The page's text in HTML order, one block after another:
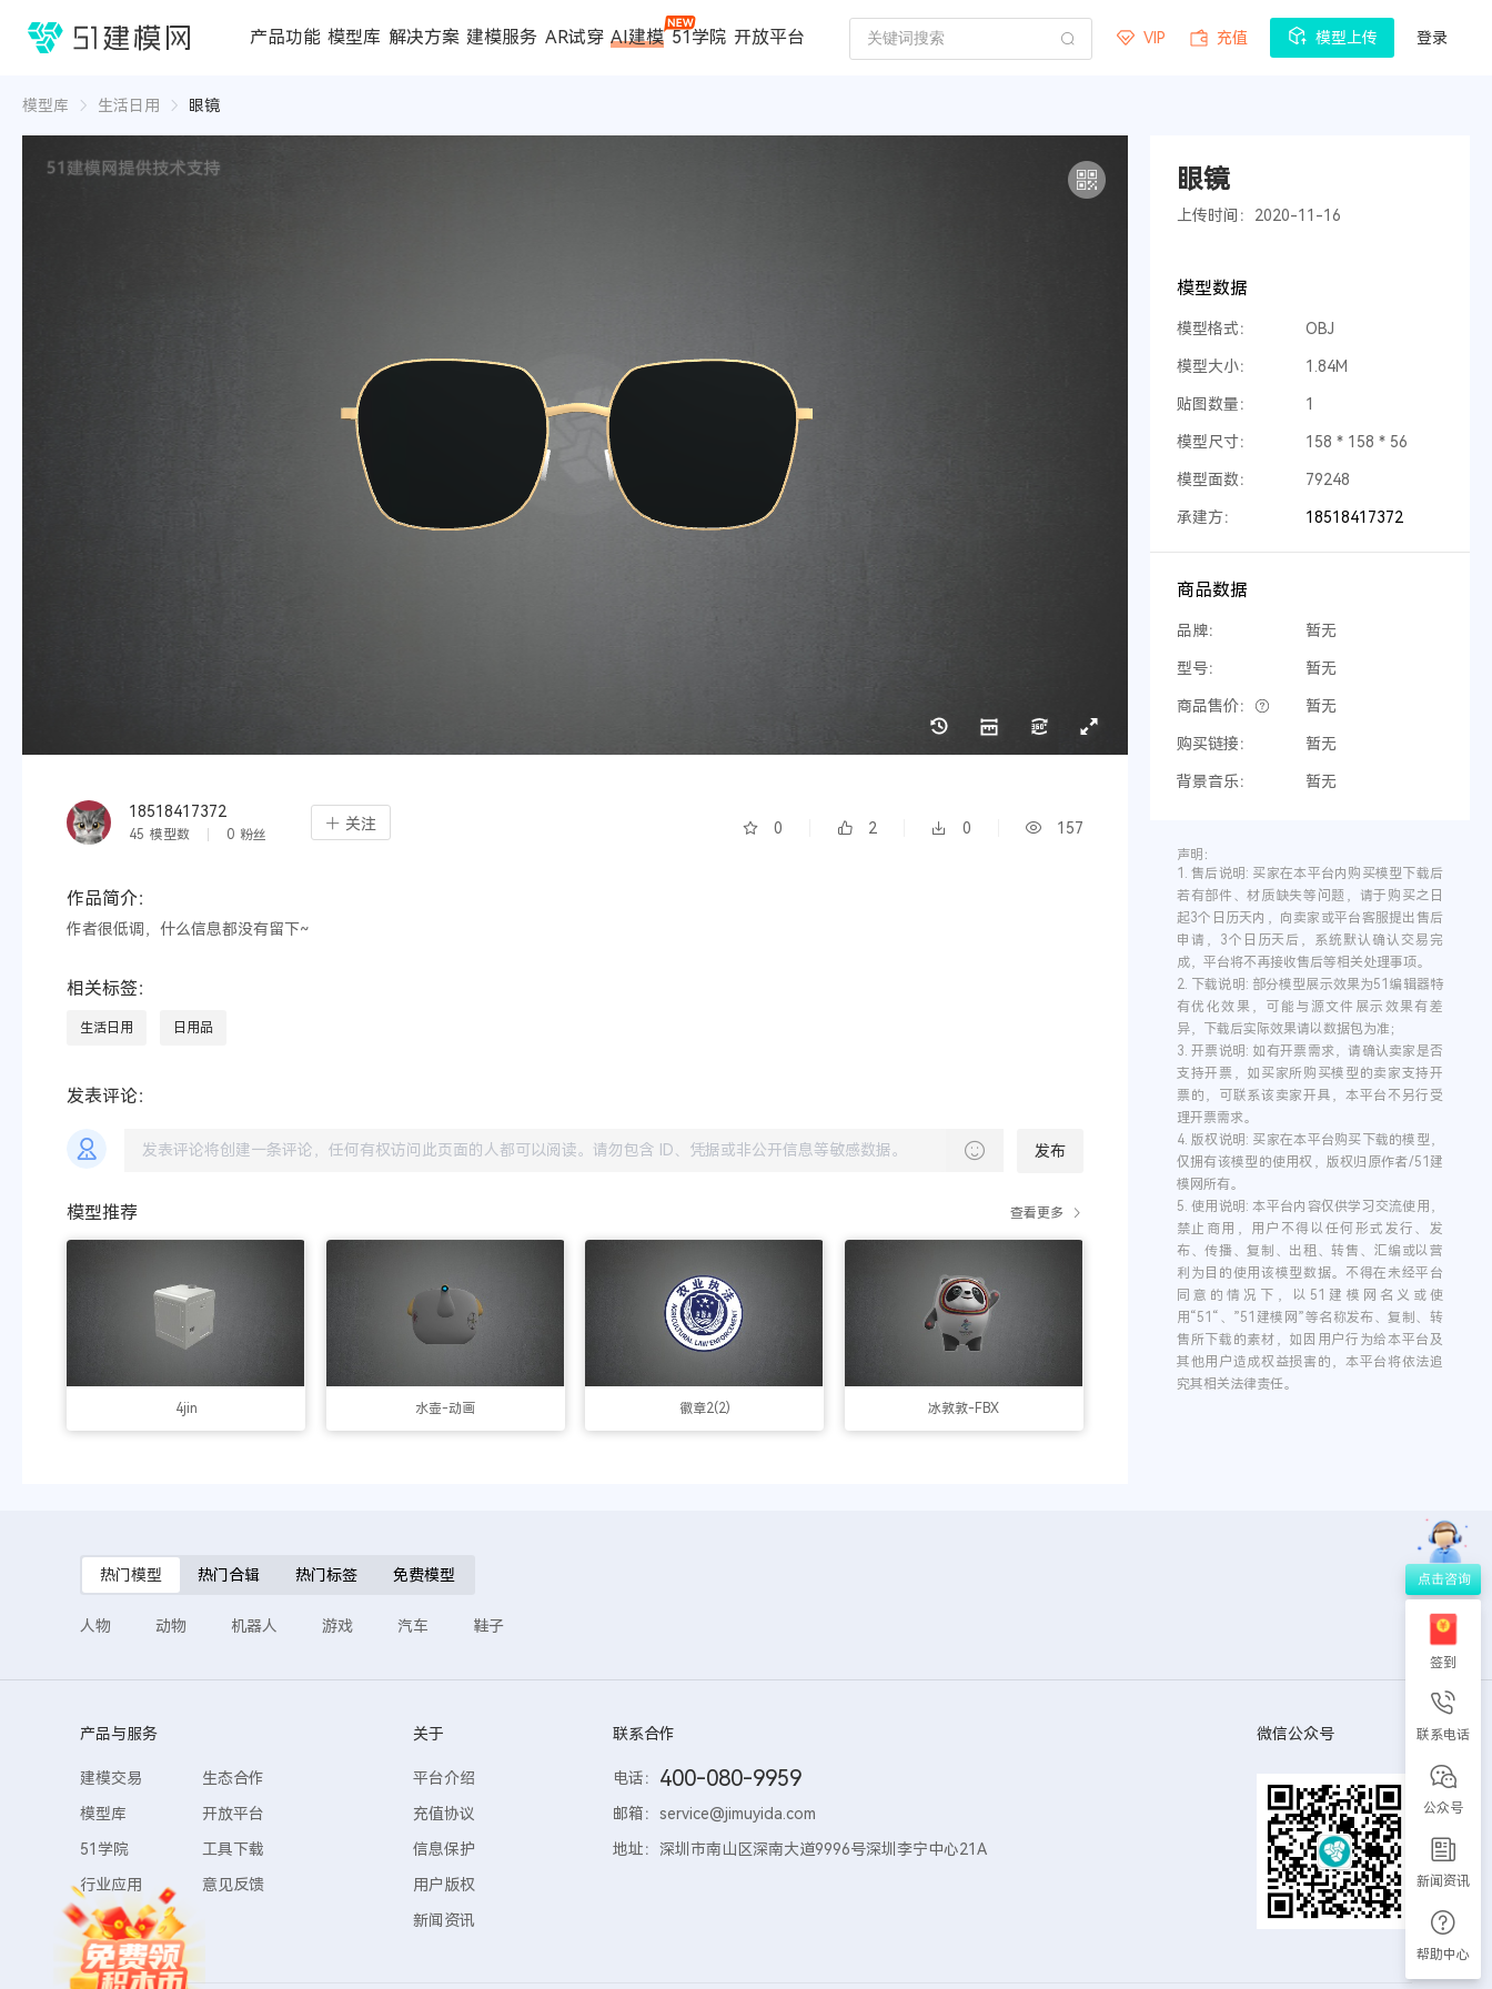
1688
产品功能 模型库 解决方案 建模服务 AR试穿 AI建模 51学院 开放平台 VIP 充值 模型上传 登录
模型库 生活日用 眼镜
18518417372
45 模型数 0 粉丝
关注 0 2 0 157
作品简介：
作者很低调，什么信息都没有留下~
相关标签：
生活日用 日用品
发表评论：
发布
模型推荐 查看更多
4jin 水壶-动画 徽章2(2) 冰敦敦-FBX
眼镜
上传时间：2020-11-16
模型数据
模型格式： OBJ
模型大小： 1.84M
贴图数量： 1
模型尺寸： 158 * 158 * 56
模型面数： 79248
承建方： 18518417372
商品数据
品牌： 暂无
型号： 暂无
商品售价： 暂无
购买链接： 暂无
背景音乐： 暂无
声明：
1.售后说明: 买家在本平台内购买模型下载后
若有部件、材质缺失等问题，请于购买之日
起3个日历天内，向卖家或平台客服提出售后
申请，3个日历天后，系统默认确认交易完
成，平台将不再接收售后等相关处理事项。
2.
下载说明: 部分模型展示效果为51编辑器特
有优化效果，可能与源文件展示效果有差
异，下载后实际效果请以数据包为准；
3.开票说明: 如有开票需求，请确认卖家是否
支持开票，如买家所购买模型的卖家支持开
票的，可联系该卖家开具，本平台不另行受
理开票需求。
4.版权说明: 买家在本平台购买下载的模型，
仅拥有该模型的使用权，版权归原作者/51建
模网所有。
5.使用说明: 本平台内容仅供学习交流使用，
禁止商用，用户不得以任何形式发行、发
布、传播、复制、出租、转售、汇编或以营
利为目的使用该模型数据。不得在未经平台
同意的情况下，以51建模网名义或使
用“51“、”51建模网”等名称发布、复制、转
售所下载的素材，如因用户行为给本平台及
其他用户造成权益损害的，本平台将依法追
究其相关法律责任。
热门模型 热门合辑 热门标签 免费模型
人物 动物 机器人 游戏 汽车 鞋子
产品与服务
建模交易
生态合作
模型库
开放平台
51学院
工具下载
行业应用
意见反馈
关于
平台介绍
充值协议
信息保护
用户版权
新闻资讯
联系合作
电话： 400-080-9959
邮箱： service@jimuyida.com
地址： 深圳市南山区深南大道9996号深圳李宁中心21A
微信公众号
签到
联系电话
公众号
新闻资讯
帮助中心